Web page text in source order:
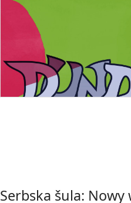
Serbska šula: